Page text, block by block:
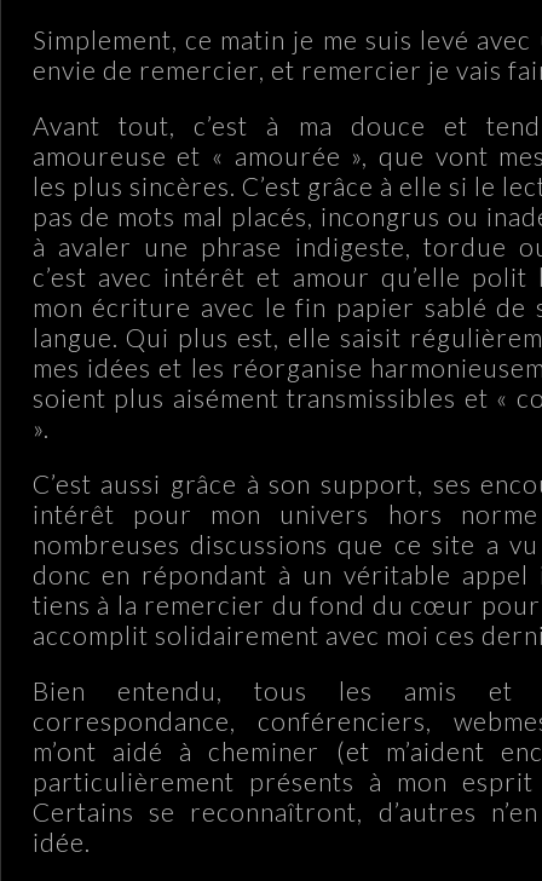
Simplement, ce matin je me suis levé
envie de remercier, et remercier je vais
Avant tout, c’est à ma douce et
amoureuse et « amourée », que vont
les plus sincères. C’est grâce à elle si le
pas de mots mal placés, incongrus ou
à avaler une phrase indigeste, tordue
c’est avec intérêt et amour qu’elle polit
mon écriture avec le fin papier sablé de
langue. Qui plus est, elle saisit
mes idées et les réorganise
soient plus aisément transmissibles et «
».
C’est aussi grâce à son support, ses
intérêt pour mon univers hors
nombreuses discussions que ce site a
donc en répondant à un véritable
tiens à la remercier du fond du cœur pour
accomplit solidairement avec moi ces
Bien entendu, tous les amis et
correspondance, conférenciers,
m’ont aidé à cheminer (et m’aident
particulièrement présents à mon
Certains se reconnaîtront, d’autres
idée.